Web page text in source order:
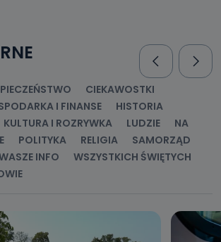
przy ul. Wolności 19.
możemy przekazać
Pro-Art z siedzibą w miejscowości
(63-400) przy ul. Wolności 19 nie
danych osobowych podmiotom
profilowania.
na przetwarzanie danych osobowych,
do żądania od Telewizji Kablowa
CIEKAWOSTKI
I FINANSE
HISTORIA
KULTURA I ROZRYWKA LUDZIE
NA
POLITYKA RELIGIA
SAMORZĄD
INFO
WSZYSTKICH ŚWIĘTYCH